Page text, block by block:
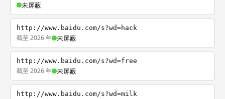
未屏蔽
http://www.baidu.com/s?wd=hack
截至 2026 年 未屏蔽
http://www.baidu.com/s?wd=free
截至 2026 年 未屏蔽
http://www.baidu.com/s?wd=milk